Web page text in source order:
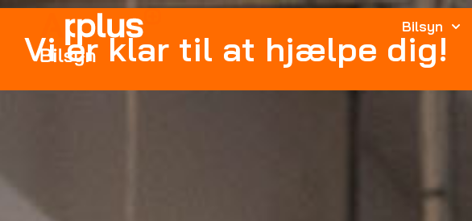
Bilsyn
Vi er klar til at hjælpe dig!